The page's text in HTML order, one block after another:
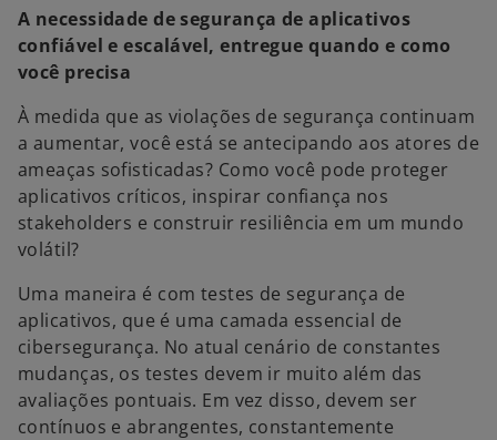
A necessidade de segurança de aplicativos
confiável e escalável, entregue quando e como
você precisa
À medida que as violações de segurança continuam
a aumentar, você está se antecipando aos atores de
ameaças sofisticadas? Como você pode proteger
aplicativos críticos, inspirar confiança nos
stakeholders e construir resiliência em um mundo
volátil?
Uma maneira é com testes de segurança de
aplicativos, que é uma camada essencial de
cibersegurança. No atual cenário de constantes
mudanças, os testes devem ir muito além das
avaliações pontuais. Em vez disso, devem ser
contínuos e abrangentes, constantemente